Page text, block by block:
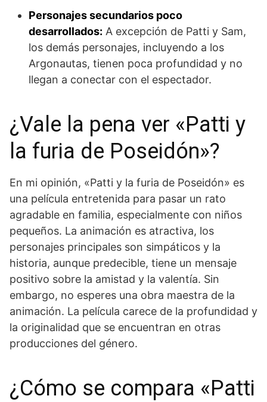
Personajes secundarios poco
desarrollados: A excepción de Patti y Sam,
los demás personajes, incluyendo a los
Argonautas, tienen poca profundidad y no
llegan a conectar con el espectador.
¿Vale la pena ver «Patti y
la furia de Poseidón»?
En mi opinión, «Patti y la furia de Poseidón» es
una película entretenida para pasar un rato
agradable en familia, especialmente con niños
pequeños. La animación es atractiva, los
personajes principales son simpáticos y la
historia, aunque predecible, tiene un mensaje
positivo sobre la amistad y la valentía. Sin
embargo, no esperes una obra maestra de la
animación. La película carece de la profundidad y
la originalidad que se encuentran en otras
producciones del género.
¿Cómo se compara «Patti